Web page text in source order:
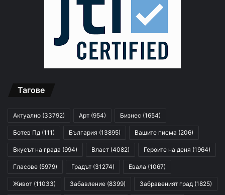
Тагове
Актуално (33792) Арт (954) Бизнес (1654)
Ботев Пд (111) България (13895) Вашите писма (206)
Вкусът на града (994) Власт (4082) Героите на деня (1964)
Гласове (5979) Градът (31274) Евала (1067)
Живот (11033) Забавление (8399) Забравеният град (1825)